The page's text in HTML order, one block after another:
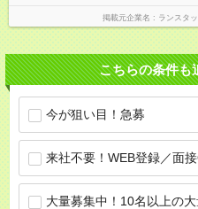
掲載元企業名 ランスタ
こちらの条件も
今が狙い目！急募
来社不要！WEB登録／面
大量募集中！10名以上の